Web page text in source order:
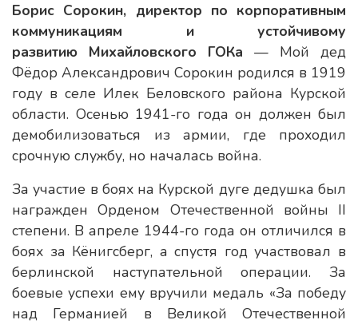
Борис Сорокин, директор по корпоративным
коммуникациям и устойчивому
развитию Михайловского ГОКа — Мой дед
Фёдор Александрович Сорокин родился в 1919
году в селе Илек Беловского района Курской
области. Осенью 1941-го года он должен был
демобилизоваться из армии, где проходил
срочную службу, но началась война.
За участие в боях на Курской дуге дедушка был
награжден Орденом Отечественной войны II
степени. В апреле 1944-го года он отличился в
боях за Кёнигсберг, а спустя год участвовал в
берлинской наступательной операции. За
боевые успехи ему вручили медаль «За победу
над Германией в Великой Отечественной